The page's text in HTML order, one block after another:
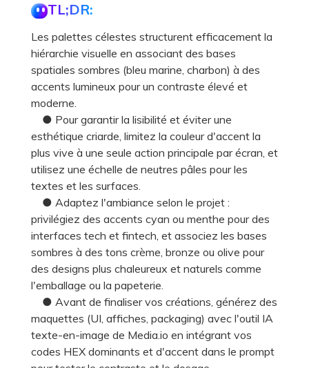
TL;DR:
Les palettes célestes structurent efficacement la
hiérarchie visuelle en associant des bases
spatiales sombres (bleu marine, charbon) à des
accents lumineux pour un contraste élevé et
moderne.
● Pour garantir la lisibilité et éviter une
esthétique criarde, limitez la couleur d'accent la
plus vive à une seule action principale par écran, et
utilisez une échelle de neutres pâles pour les
textes et les surfaces.
● Adaptez l'ambiance selon le projet :
privilégiez des accents cyan ou menthe pour des
interfaces tech et fintech, et associez les bases
sombres à des tons crème, bronze ou olive pour
des designs plus chaleureux et naturels comme
l'emballage ou la papeterie.
● Avant de finaliser vos créations, générez des
maquettes (UI, affiches, packaging) avec l'outil IA
texte-en-image de Media.io en intégrant vos
codes HEX dominants et d'accent dans le prompt